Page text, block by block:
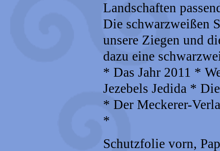
Landschaften
Die schwarzweißen
unsere Ziegen und
dazu eine
* Das Jahr 2011 *
Jezebels Jedida *
* Der Meckerer-
*
Schutzfolie vorn,